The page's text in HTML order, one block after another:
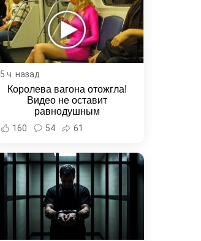
5 ч. назад
Королева вагона отожгла!
Видео не оставит
равнодушным
160 54 61